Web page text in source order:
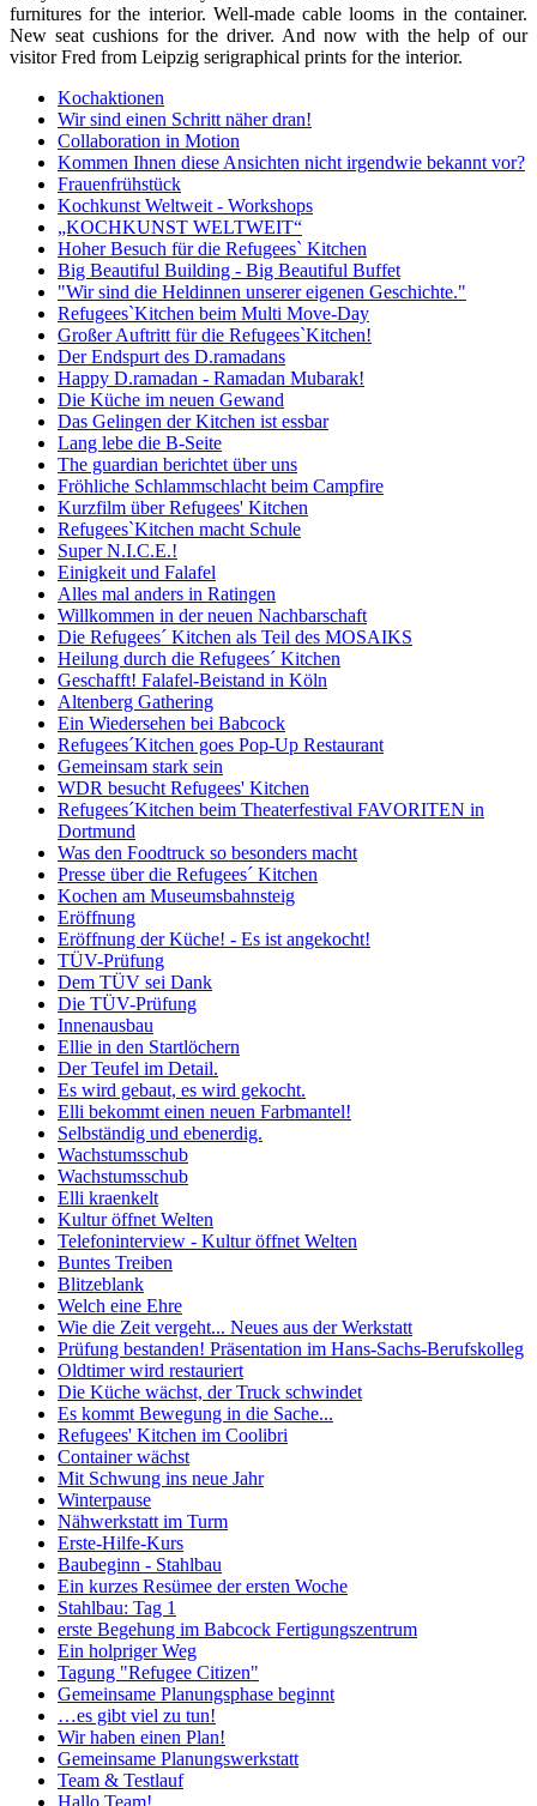
furnitures for the interior. Well-made cable looms in the container.
New seat cushions for the driver. And now with the help of our
visitor Fred from Leipzig serigraphical prints for the interior.
Kochaktionen
Wir sind einen Schritt näher dran!
Collaboration in Motion
Kommen Ihnen diese Ansichten nicht irgendwie bekannt vor?
Frauenfrühstück
Kochkunst Weltweit - Workshops
„KOCHKUNST WELTWEIT“
Hoher Besuch für die Refugees` Kitchen
Big Beautiful Building - Big Beautiful Buffet
"Wir sind die Heldinnen unserer eigenen Geschichte."
Refugees`Kitchen beim Multi Move-Day
Großer Auftritt für die Refugees`Kitchen!
Der Endspurt des D.ramadans
Happy D.ramadan - Ramadan Mubarak!
Die Küche im neuen Gewand
Das Gelingen der Kitchen ist essbar
Lang lebe die B-Seite
The guardian berichtet über uns
Fröhliche Schlammschlacht beim Campfire
Kurzfilm über Refugees' Kitchen
Refugees`Kitchen macht Schule
Super N.I.C.E.!
Einigkeit und Falafel
Alles mal anders in Ratingen
Willkommen in der neuen Nachbarschaft
Die Refugees´ Kitchen als Teil des MOSAIKS
Heilung durch die Refugees´ Kitchen
Geschafft! Falafel-Beistand in Köln
Altenberg Gathering
Ein Wiedersehen bei Babcock
Refugees´Kitchen goes Pop-Up Restaurant
Gemeinsam stark sein
WDR besucht Refugees' Kitchen
Refugees´Kitchen beim Theaterfestival FAVORITEN in
Dortmund
Was den Foodtruck so besonders macht
Presse über die Refugees´ Kitchen
Kochen am Museumsbahnsteig
Eröffnung
Eröffnung der Küche! - Es ist angekocht!
TÜV-Prüfung
Dem TÜV sei Dank
Die TÜV-Prüfung
Innenausbau
Ellie in den Startlöchern
Der Teufel im Detail.
Es wird gebaut, es wird gekocht.
Elli bekommt einen neuen Farbmantel!
Selbständig und ebenerdig.
Wachstumsschub
Wachstumsschub
Elli kraenkelt
Kultur öffnet Welten
Telefoninterview - Kultur öffnet Welten
Buntes Treiben
Blitzeblank
Welch eine Ehre
Wie die Zeit vergeht... Neues aus der Werkstatt
Prüfung bestanden! Präsentation im Hans-Sachs-Berufskolleg
Oldtimer wird restauriert
Die Küche wächst, der Truck schwindet
Es kommt Bewegung in die Sache...
Refugees' Kitchen im Coolibri
Container wächst
Mit Schwung ins neue Jahr
Winterpause
Nähwerkstatt im Turm
Erste-Hilfe-Kurs
Baubeginn - Stahlbau
Ein kurzes Resümee der ersten Woche
Stahlbau: Tag 1
erste Begehung im Babcock Fertigungszentrum
Ein holpriger Weg
Tagung "Refugee Citizen"
Gemeinsame Planungsphase beginnt
…es gibt viel zu tun!
Wir haben einen Plan!
Gemeinsame Planungswerkstatt
Team & Testlauf
Hallo Team!